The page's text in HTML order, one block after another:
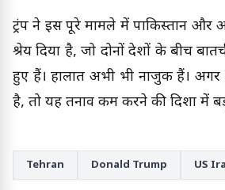
ट्रंप ने इस पूरे मामले में पाकिस्तान और
श्रेय दिया है, जो दोनों देशों के बीच
हुए हैं। हालात अभी भी नाजुक हैं। अगर
है, तो यह तनाव कम करने की दिशा में
Tehran Donald Trump US